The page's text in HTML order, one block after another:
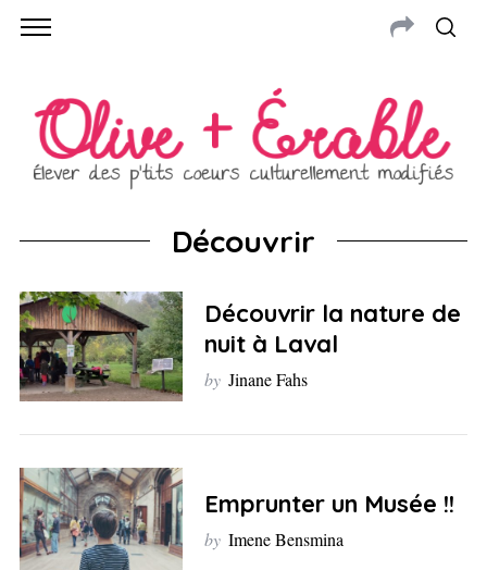
Découvrir
Découvrir la nature de
nuit à Laval
by Jinane Fahs
Emprunter un Musée !!
by Imene Bensmina